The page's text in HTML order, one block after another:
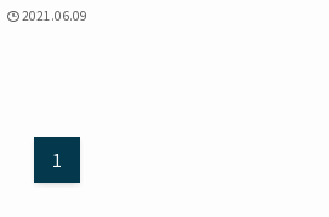
2021.06.09
1